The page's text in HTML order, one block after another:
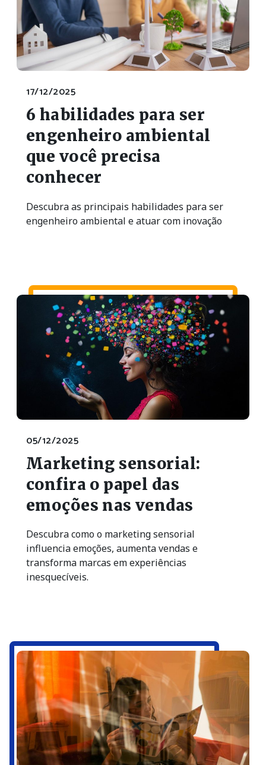
17/12/2025
6 habilidades para ser
engenheiro ambiental
que você precisa
conhecer
Descubra as principais habilidades para ser
engenheiro ambiental e atuar com inovação
05/12/2025
Marketing sensorial:
confira o papel das
emoções nas vendas
Descubra como o marketing sensorial
influencia emoções, aumenta vendas e
transforma marcas em experiências
inesquecíveis.